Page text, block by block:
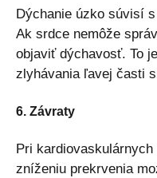
Dýchanie úzko súvisí
Ak srdce nemôže
objaviť dýchavosť. To
zlyhávania ľavej časti
6. Závraty
Pri
zníženiu prekrvenia